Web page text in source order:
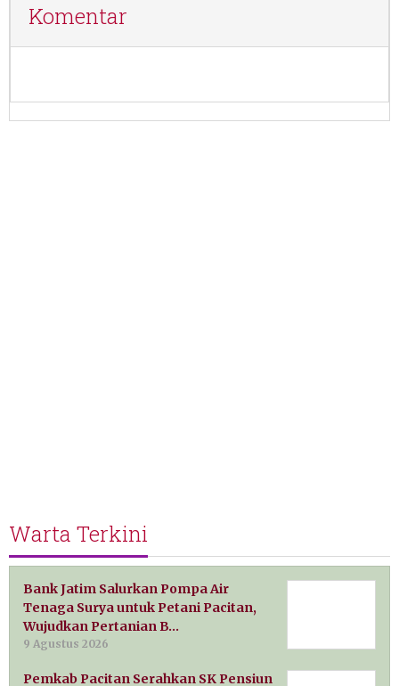
Komentar
Warta Terkini
Bank Jatim Salurkan Pompa Air
Tenaga Surya untuk Petani Pacitan,
Wujudkan Pertanian B…
9 Agustus 2026
Pemkab Pacitan Serahkan SK Pensiun